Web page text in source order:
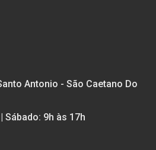
Antonio - São Caetano Do
Sábado: 9h às 17h